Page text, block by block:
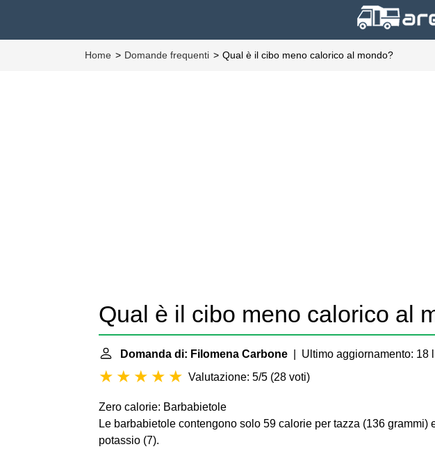
Home Domande frequenti Qual è il cibo meno calorico al mondo?
Qual è il cibo meno calorico al
Domanda di: Filomena Carbone | Ultimo aggiornamento: 18
Valutazione: 5/5 (28 voti)
Zero calorie: Barbabietole
Le barbabietole contengono solo 59 calorie per tazza (136 grammi)
potassio (7).